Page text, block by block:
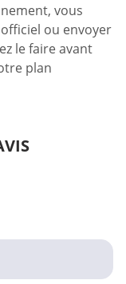
vous
ou envoyer
le faire avant
plan